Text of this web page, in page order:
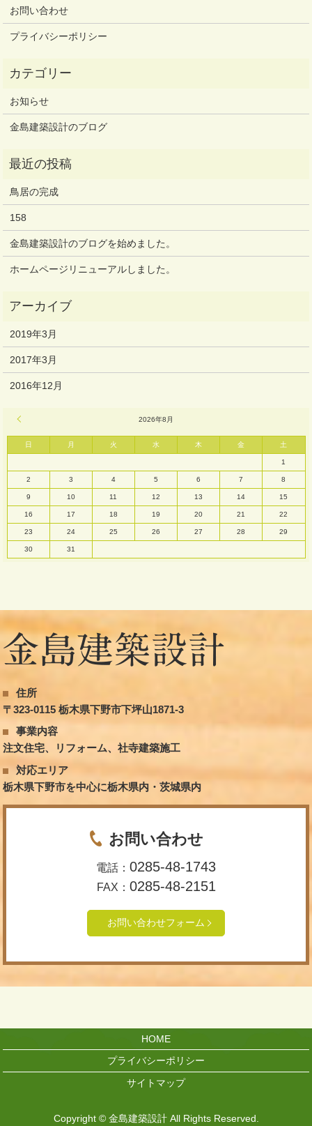
お問い合わせ
プライバシーポリシー
お知らせ
金島建築設計のブログ
鳥居の完成
158
金島建築設計のブログを始めました。
ホームページリニューアルしました。
2019年3月
2017年3月
2016年12月
2026年8月
日 月 火 水 木 金 土
1
2 3 4 5 6 7 8
9 10 11 12 13 14 15
16 17 18 19 20 21 22
23 24 25 26 27 28 29
30 31
住所
〒323-0115 栃木県下野市下坪山1871-3
事業内容
注文住宅、リフォーム、社寺建築施工
対応エリア
栃木県下野市を中心に栃木県内・茨城県内
お問い合わせ
電話： 0285-48-1743
FAX： 0285-48-2151
お問い合わせフォーム
HOME
プライバシーポリシー
サイトマップ
Copyright © 金島建築設計 All Rights Reserved.